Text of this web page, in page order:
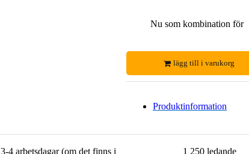
Nu som kombination för
lägg till i varukorg
Produktinformation
4 arbetsdagar (om det finns i
1 250 ledande